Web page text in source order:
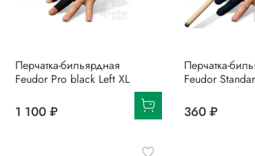
Перчатка-бильярдная
Feudor Pro black Left XL
1 100 ₽
Перчатка-
Feudor
360 ₽